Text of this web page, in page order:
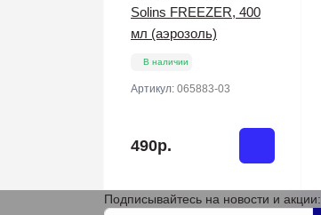
Solins FREEZER, 400
мл (аэрозоль)
В наличии
Артикул: 065883-03
490р.
Подписывайтесь на новости и акции: